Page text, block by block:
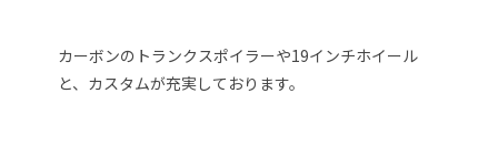
カーボンのトランクスポイラーや19インチホイール
と、カスタムが充実しております。